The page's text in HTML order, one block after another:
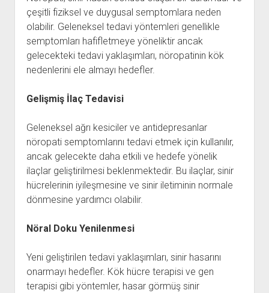
çeşitli fiziksel ve duygusal semptomlara neden
olabilir. Geleneksel tedavi yöntemleri genellikle
semptomları hafifletmeye yöneliktir ancak
gelecekteki tedavi yaklaşımları, nöropatinin kök
nedenlerini ele almayı hedefler.
Gelişmiş İlaç Tedavisi
Geleneksel ağrı kesiciler ve antidepresanlar
nöropati semptomlarını tedavi etmek için kullanılır,
ancak gelecekte daha etkili ve hedefe yönelik
ilaçlar geliştirilmesi beklenmektedir. Bu ilaçlar, sinir
hücrelerinin iyileşmesine ve sinir iletiminin normale
dönmesine yardımcı olabilir.
Nöral Doku Yenilenmesi
Yeni geliştirilen tedavi yaklaşımları, sinir hasarını
onarmayı hedefler. Kök hücre terapisi ve gen
terapisi gibi yöntemler, hasar görmüş sinir